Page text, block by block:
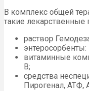
В комплекс общей
такие лекарственные
раствор
энтеросорбенты:
витаминные
В;
средства
Пирогенал, АТФ,